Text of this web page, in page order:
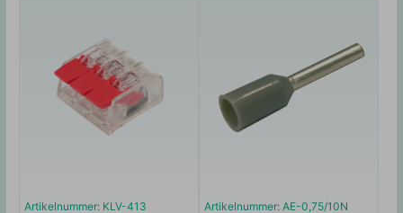
Artikelnummer: KLV-413 Artikelnummer: AE-0,75/10N